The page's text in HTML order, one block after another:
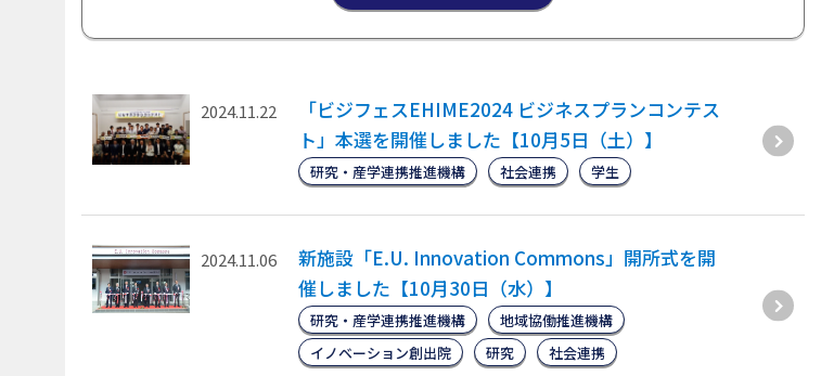
2024.11.22
「ビジフェスEHIME2024 ビジネスプランコンテス
ト」本選を開催しました【10月5日（土）】
研究・産学連携推進機構 社会連携 学生
2024.11.06
新施設「E.U. Innovation Commons」開所式を開
催しました【10月30日（水）】
研究・産学連携推進機構
地域協働推進機構
イノベーション創出院
研究 社会連携